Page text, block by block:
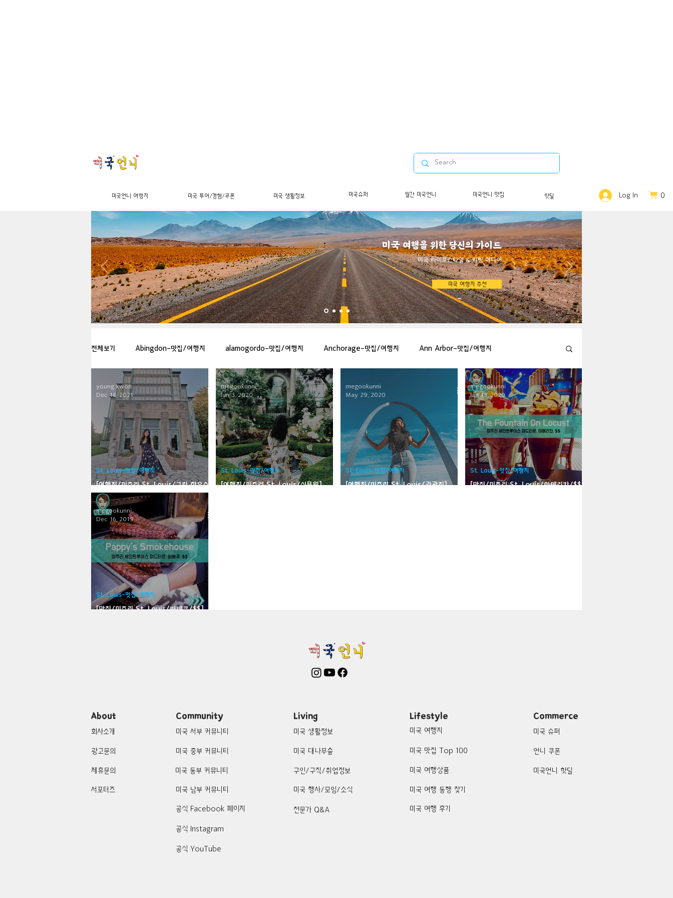
미국 여행을 위한 당신의 가이드
​미국 라이프스타일 & 리빙 미디어
미국 여행지 추천
전체보기 Abingdon-맛집/여행지 alamogordo-맛집/여행지 Anchorage-맛집/여행지 Ann Arbor-맛집/여행지
Arlington-맛집/여행지 Arlington-맛집/여행지 Asheville-맛집/여행지 Atlanta-맛집/여행지 Austin-맛집/여행지
Badlands-맛집/여행지 Baltimore-맛집/여행지 Bar Harbor-맛집/여행지 Baraboo-맛집/여행지 Big Bend-맛집/여행지
Bloomfield-맛집/여행지 Bloomington-맛집/여행지 Boone-맛집/여행지 Boston-맛집/여행지 Boulder City-맛집/여행지
Brawley-맛집/여행지 Bretton Woods-맛집/여행지
Buena Park-맛집/여행지
Cascade Locks-맛집/여행지
[여행지/미주리 St. Louis/그린 하우스]
Jewel Box
St. Louis-맛집/여행지
young kwon
Dec 18, 2021
[여행지/미주리 St. Louis/식물원]
St. Louis-맛집/여행지
megookunni
Jun 3, 2020
[여행지/미주리 St. Louis/관광지]
St. Louis-맛집/여행지
megookunni
May 29, 2020
[맛집/미주리 St. Louis/아메리칸/$$]
St. Louis-맛집/여행지
megookunni
Jan 13, 2020
[맛집/미주리 St. Louis/바베큐/$$]
St. Louis-맛집/여행지
megookunni
Dec 16, 2019
미국언니 여행지 미국 투어/경험/쿠폰 미국 생활정보 미국슈퍼 월간 미국언니 미국언니 맛집 핫딜 Log In 0
About
회사소개
광고문의
제휴문의
서포터즈
Community
미국 서부 커뮤니티
미국 중부 커뮤니티
미국 동부 커뮤니티
미국 남부 커뮤니티
공식 Facebook 페이지
공식 Instagram
공식 YouTube
Living
미국 생활정보
미국 대나무숲
구인/구직/취업정보
미국 행사/모임/소식
전문가 Q&A
Lifestyle
미국 여행지
미국 맛집 Top 100
미국 여행상품
미국 여행 동행 찾기
미국 여행 후기
Commerce
미국 슈퍼
언니 쿠폰
미국언니 핫딜